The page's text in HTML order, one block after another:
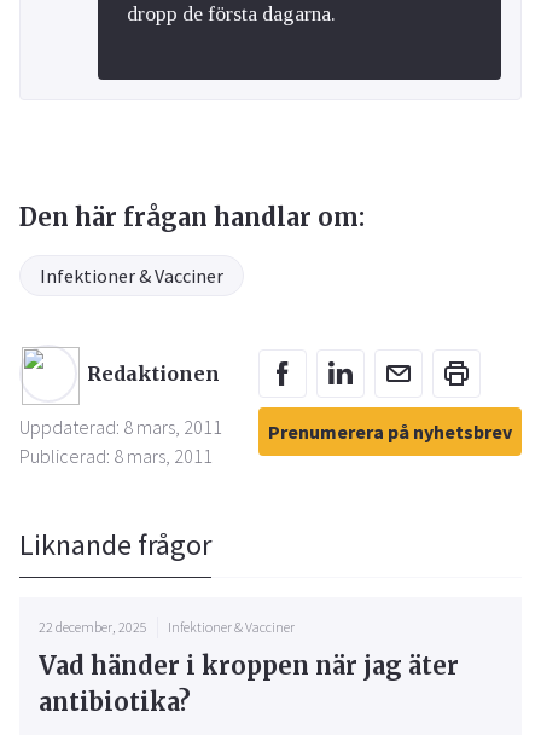
dropp de första dagarna.
Den här frågan handlar om:
Infektioner & Vacciner
Redaktionen
Uppdaterad: 8 mars, 2011
Publicerad: 8 mars, 2011
Prenumerera på nyhetsbrev
Liknande frågor
22 december, 2025 Infektioner & Vacciner
Vad händer i kroppen när jag äter
antibiotika?